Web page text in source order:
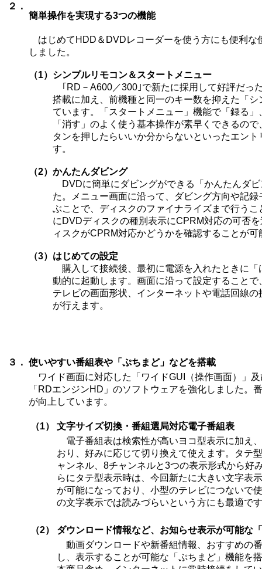
２．
簡単操作を実現する3つの機能
はじめてHDD＆DVDレコーダーを使う方にも便利な
しました。
（1） シンプルリモコン＆スタートメニュー
｢RD－A600／300｣で新たに採用して好評だっ
搭載に加え、前機種と同一のキー数を抑えた「
ています。「スタートメニュー」機能で「録る
「消す」のよく使う基本操作が素早くできるの
タンを押したらいいか分からないといったエン
す。
（2） かんたんダビング
DVDに簡単にダビングができる「かんたんダ
た。メニュー画面に沿って、ダビング方向や記
ぶことで、ディスクのファイナライズまで行う
にDVDディスクの種別表示にCPRM対応の可否
ィスクがCPRM対応かどうかを確認することが
（3） はじめての設定
購入して接続後、最初に電源を入れたときに「
動的に起動します。画面に沿って設定すること
テレビの画面形状、インターネットや電話回線
が行えます。
３． 使いやすい番組表や「ぷちまど」などを搭載
ワイド画面に対応した「ワイドGUI（操作画面）」
「RDエンジンHD」のソフトウェアを強化しました。
が向上しています。
（1）
文字サイズ切換・番組選局対応電子番組表
電子番組表は検索性が高いヨコ型表示に加え
おり、好みに応じて切り換えて使えます。タテ
ャンネル、8チャンネルと3つの表示形式から好
らにタテ型表示時は、今回新たに大きい文字表
が可能になっており、小型のテレビにつないで
の文字表示では読みづらいという方にも最適で
（2）
ダウンロード情報など、お知らせ表示が可能な
動画ダウンロードや新番組情報、おすすめの
し、表示することが可能な「ぷちまど」機能を